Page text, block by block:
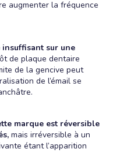
augmenter la fréquence
insuffisant sur une
de plaque dentaire
de la gencive peut
de l’émail se
marque est réversible
mais irréversible à un
étant l’apparition